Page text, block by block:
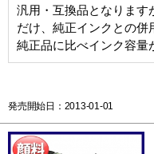
汎用・互換品となります
だけ、純正インクとの併
純正品に比べインク容量
発売開始日：2013-01-01